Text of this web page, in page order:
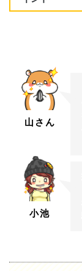
山さん
小池